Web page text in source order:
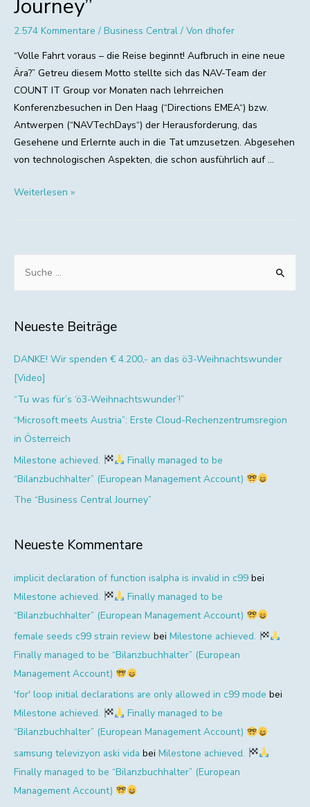
Journey”
2.574 Kommentare / Business Central / Von dhofer
“Volle Fahrt voraus – die Reise beginnt! Aufbruch in eine neue
Ära?” Getreu diesem Motto stellte sich das NAV-Team der
COUNT IT Group vor Monaten nach lehrreichen
Konferenzbesuchen in Den Haag (“Directions EMEA“) bzw.
Antwerpen (“NAVTechDays“) der Herausforderung, das
Gesehene und Erlernte auch in die Tat umzusetzen. Abgesehen
von technologischen Aspekten, die schon ausführlich auf …
The
Weiterlesen »
h
n
a
c
Neueste Beiträge
DANKE! Wir spenden € 4.200,- an das ö3-Weihnachtswunder
[Video]
“Tu was für’s ‘ö3-Weihnachtswunder’!”
“Microsoft meets Austria”: Erste Cloud-Rechenzentrumsregion
in Österreich
Milestone achieved.
Finally managed to be
“Bilanzbuchhalter” (European Management Account)
The “Business Central Journey”
Neueste Kommentare
implicit declaration of function isalpha is invalid in c99 bei
Milestone achieved.
Finally managed to be
“Bilanzbuchhalter” (European Management Account)
female seeds c99 strain review bei Milestone achieved.
Finally managed to be “Bilanzbuchhalter” (European
Management Account)
'for' loop initial declarations are only allowed in c99 mode bei
Milestone achieved.
Finally managed to be
“Bilanzbuchhalter” (European Management Account)
samsung televizyon aski vida bei Milestone achieved.
Finally managed to be “Bilanzbuchhalter” (European
Management Account)